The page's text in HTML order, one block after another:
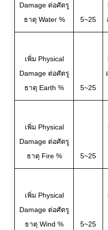
Damage ต่อศัตรู
ธาตุ Water %
5~25
เพิ่ม Physical
Damage ต่อศัตรู
ธาตุ Earth %
5~25
เพิ่ม Physical
Damage ต่อศัตรู
ธาตุ Fire %
5~25
เพิ่ม Physical
Damage ต่อศัตรู
ธาตุ Wind %
5~25